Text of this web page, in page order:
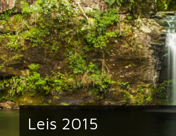
Leis 2015